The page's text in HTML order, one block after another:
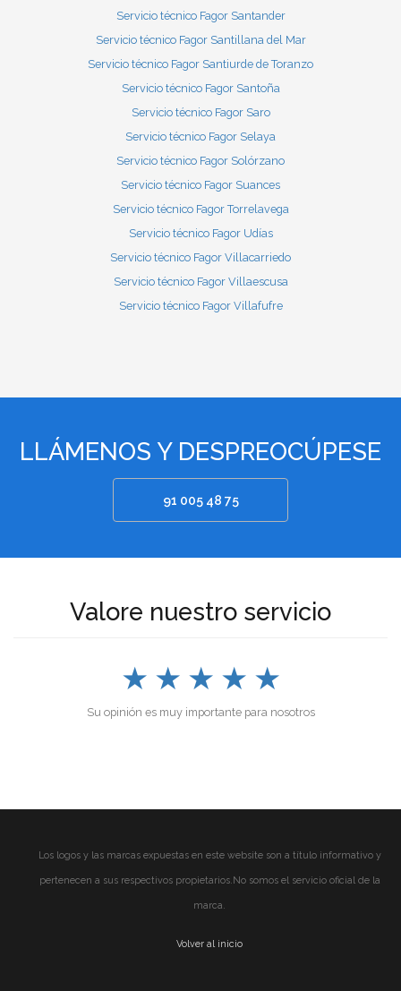
Servicio técnico Fagor Santander
Servicio técnico Fagor Santillana del Mar
Servicio técnico Fagor Santiurde de Toranzo
Servicio técnico Fagor Santoña
Servicio técnico Fagor Saro
Servicio técnico Fagor Selaya
Servicio técnico Fagor Solórzano
Servicio técnico Fagor Suances
Servicio técnico Fagor Torrelavega
Servicio técnico Fagor Udías
Servicio técnico Fagor Villacarriedo
Servicio técnico Fagor Villaescusa
Servicio técnico Fagor Villafufre
LLÁMENOS Y DESPREOCÚPESE
91 005 48 75
Valore nuestro servicio
★ ★ ★ ★ ★
Su opinión es muy importante para nosotros
Los logos y las marcas expuestas en este website son a título informativo y
pertenecen a sus respectivos propietarios.No somos el servicio oficial de la
marca.
Volver al inicio